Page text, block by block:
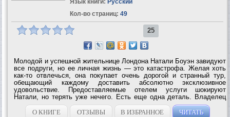
Язык книги: Русский
Кол-во страниц: 49
25
Молодой и успешной жительнице Лондона Натали Боуэн завидуют
все подруги, но ее личная жизнь — это катастрофа. Желая хоть
как-то отвлечься, она покупает очень дорогой и странный тур,
обещающий каждому доставить абсолютно эксклюзивное
удовольствие. Предоставляемые отелем услуги шокируют
Натали, но терять уже нечего. Есть еще одна деталь. Владелец
отеля загадочный Саймон — человек жесткий и очень
дисциплинированный. Он привык...
О КНИГЕ ОТЗЫВЫ В ИЗБРАННОЕ ЧИТАТЬ